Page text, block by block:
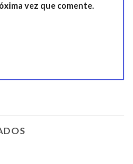
vez que comente.